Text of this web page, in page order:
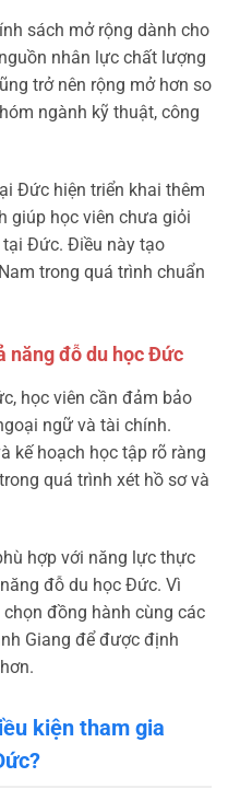
sách mở rộng dành cho
nhân lực chất lượng
trở nên rộng mở hơn so
ngành kỹ thuật, công
Đức hiện triển khai thêm
giúp học viên chưa giỏi
Đức. Điều này tạo
trong quá trình chuẩn
năng đỗ du học Đức
học viên cần đảm bảo
ngữ và tài chính.
kế hoạch học tập rõ ràng
quá trình xét hồ sơ và
hợp với năng lực thực
đỗ du học Đức. Vì
đồng hành cùng các
Giang để được định
kiện tham gia